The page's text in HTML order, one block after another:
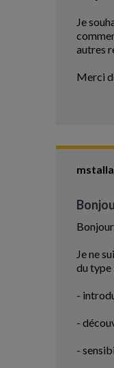
Je
autres
Merci
Je ne
du type
-
-
-